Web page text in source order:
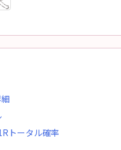
トータル確率